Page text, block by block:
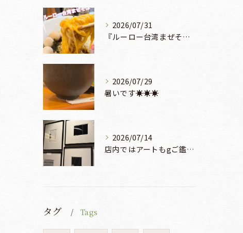
2026/07/31
『ルーロー台湾まぜそば』930円🍜🫧
2026/07/29
暑いです☀️☀️☀️
2026/07/14
店内ではアートもgご鑑賞いただけます♡♡♡
タグ Tags